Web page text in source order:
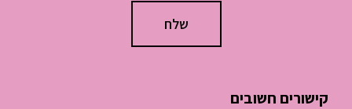
קישורים חשובים